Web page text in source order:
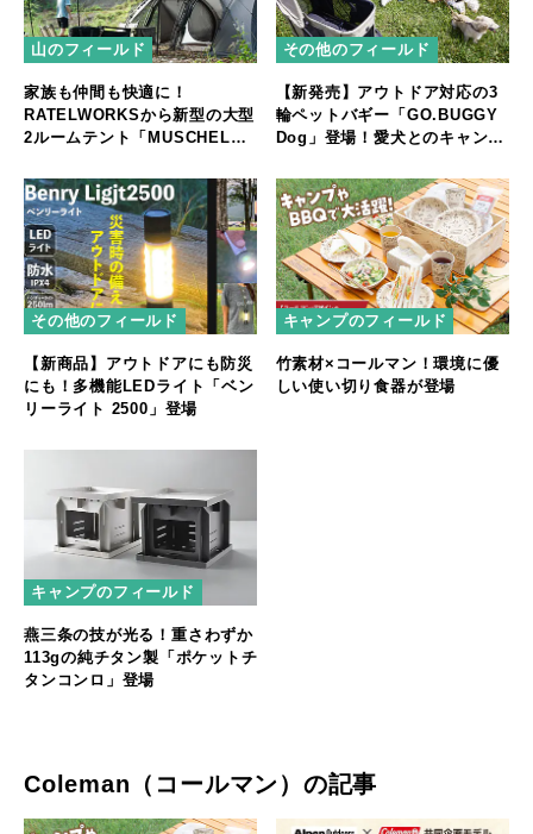
山のフィールド
家族も仲間も快適に！
RATELWORKSから新型の大型
2ルームテント「MUSCHEL」
その他のフィールド
【新発売】アウトドア対応の3
輪ペットバギー「GO.BUGGY
Dog」登場！愛犬とのキャンプ
その他のフィールド
【新商品】アウトドアにも防災
にも！多機能LEDライト「ベン
リーライト 2500」登場
キャンプのフィールド
竹素材×コールマン！環境に優
しい使い切り食器が登場
キャンプのフィールド
燕三条の技が光る！重さわずか
113gの純チタン製「ポケットチ
タンコンロ」登場
Coleman（コールマン）の記事